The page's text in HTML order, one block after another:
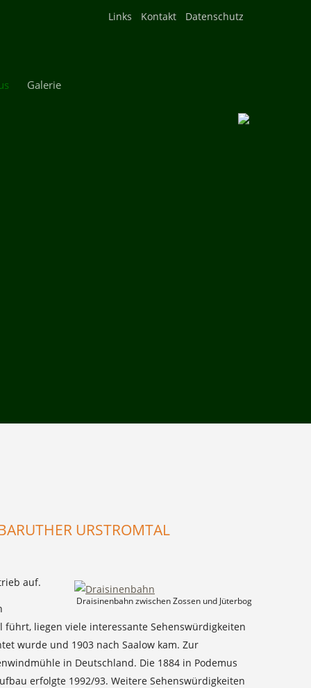
Navigation
Links Kontakt Datenschutz
Galerie
URSTROMTAL
Draisinenbahn zwischen Zossen und Jüterbog
auf.
liegen viele interessante Sehenswürdigkeiten
wurde und 1903 nach Saalow kam. Zur
in Deutschland. Die 1884 in Podemus
erfolgte 1992/93. Weitere Sehenswürdigkeiten